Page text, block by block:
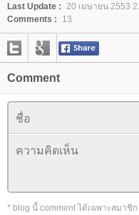
Last Update : 20 เมษายน 2553
Comments :
13
Comment
* blog นี้ comment ได้เฉพาะสมาชิก